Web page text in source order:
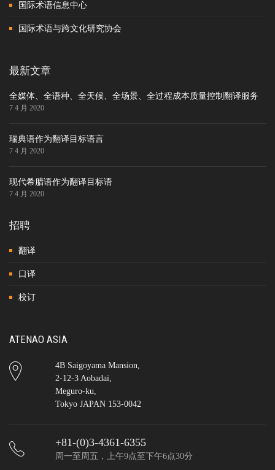
国际术语信息中心
国际术语与跨文化研究协会
最新文章
全媒体、全语种、全天候、全场景、全过程成本质量控制翻译服务
7 4 月 2020
瑞典语作为翻译目标语言
7 4 月 2020
现代希腊语作为翻译目标语
7 4 月 2020
招聘
翻译
口译
校订
ATENAO ASIA
4B Saigoyama Mansion,
2-12-3 Aobadai,
Meguro-ku,
Tokyo JAPAN 153-0042
+81-(0)3-4361-6355
周一至周五，上午9点至下午6点30分